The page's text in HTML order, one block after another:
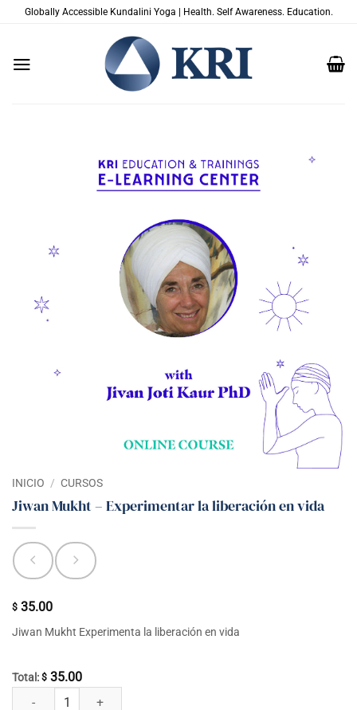
SaltarGlobally Accessible Kundalini Yoga | Health. Self Awareness. Education.
INICIO / CURSOS
Jiwan Mukht – Experimentar la liberación en vida
$ 35.00
Jiwan Mukht Experimenta la liberación en vida
Total: $ 35.00
Jiwan Mukht - Experimentar la liberación en vida cantidad